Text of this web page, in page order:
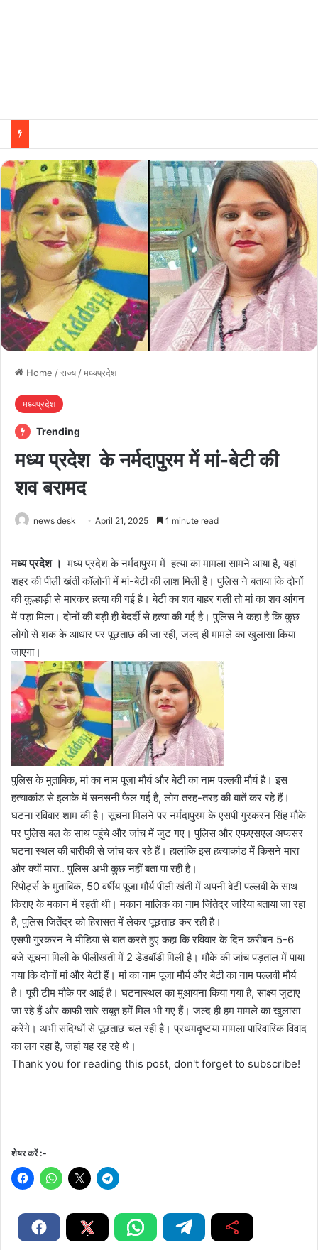
Home /राज्य /मध्यप्रदेश
मध्यप्रदेश
Trending
मध्य प्रदेश के नर्मदापुरम में मां-बेटी की
शव बरामद
news desk April 21, 2025 1 minute read
मध्य प्रदेश ।मध्य प्रदेश के नर्मदापुरम में हत्या का मामला सामने आया है, यहां
शहर की पीली खंती कॉलोनी में मां-बेटी की लाश मिली है। पुलिस ने बताया कि दोनों
की कुल्हाड़ी से मारकर हत्या की गई है। बेटी का शव बाहर गली तो मां का शव आंगन
में पड़ा मिला। दोनों की बड़ी ही बेदर्दी से हत्या की गई है। पुलिस ने कहा है कि कुछ
लोगों से शक के आधार पर पूछताछ की जा रही, जल्द ही मामले का खुलासा किया
जाएगा।
पुलिस के मुताबिक, मां का नाम पूजा मौर्य और बेटी का नाम पल्लवी मौर्य है। इस
हत्याकांड से इलाके में सनसनी फैल गई है, लोग तरह-तरह की बातें कर रहे हैं।
घटना रविवार शाम की है। सूचना मिलने पर नर्मदापुरम के एसपी गुरकरन सिंह मौके
पर पुलिस बल के साथ पहुंचे और जांच में जुट गए। पुलिस और एफएसएल अफसर
घटना स्थल की बारीकी से जांच कर रहे हैं। हालांकि इस हत्याकांड में किसने मारा
और क्यों मारा.. पुलिस अभी कुछ नहीं बता पा रही है।
रिपोर्ट्स के मुताबिक, 50 वर्षीय पूजा मौर्य पीली खंती में अपनी बेटी पल्लवी के साथ
किराए के मकान में रहती थी। मकान मालिक का नाम जिंतेद्र जरिया बताया जा रहा
है, पुलिस जितेंद्र को हिरासत में लेकर पूछताछ कर रही है।
एसपी गुरकरन ने मीडिया से बात करते हुए कहा कि रविवार के दिन करीबन 5-6
बजे सूचना मिली के पीलीखंती में 2 डेडबॉडी मिली है। मौके की जांच पड़ताल में पाया
गया कि दोनों मां और बेटी हैं। मां का नाम पूजा मौर्य और बेटी का नाम पल्लवी मौर्य
है। पूरी टीम मौके पर आई है। घटनास्थल का मुआयना किया गया है, साक्ष्य जुटाए
जा रहे हैं और काफी सारे सबूत हमें मिल भी गए हैं। जल्द ही हम मामले का खुलासा
करेंगे। अभी संदिग्धों से पूछताछ चल रही है। प्रथमदृष्टया मामला पारिवारिक विवाद
का लग रहा है, जहां यह रह रहे थे।
Thank you for reading this post, don't forget to subscribe!
शेयर करें :-